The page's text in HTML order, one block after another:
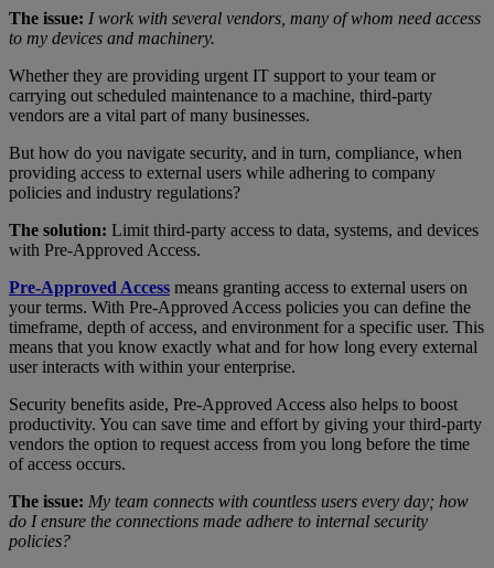
The issue: I work with several vendors, many of whom need access
to my devices and machinery.
Whether they are providing urgent IT support to your team or
carrying out scheduled maintenance to a machine, third-party
vendors are a vital part of many businesses.
But how do you navigate security, and in turn, compliance, when
providing access to external users while adhering to company
policies and industry regulations?
The solution: Limit third-party access to data, systems, and devices
with Pre-Approved Access.
Pre-Approved Access means granting access to external users on
your terms. With Pre-Approved Access policies you can define the
timeframe, depth of access, and environment for a specific user. This
means that you know exactly what and for how long every external
user interacts with within your enterprise.
Security benefits aside, Pre-Approved Access also helps to boost
productivity. You can save time and effort by giving your third-party
vendors the option to request access from you long before the time
of access occurs.
The issue: My team connects with countless users every day; how
do I ensure the connections made adhere to internal security
policies?